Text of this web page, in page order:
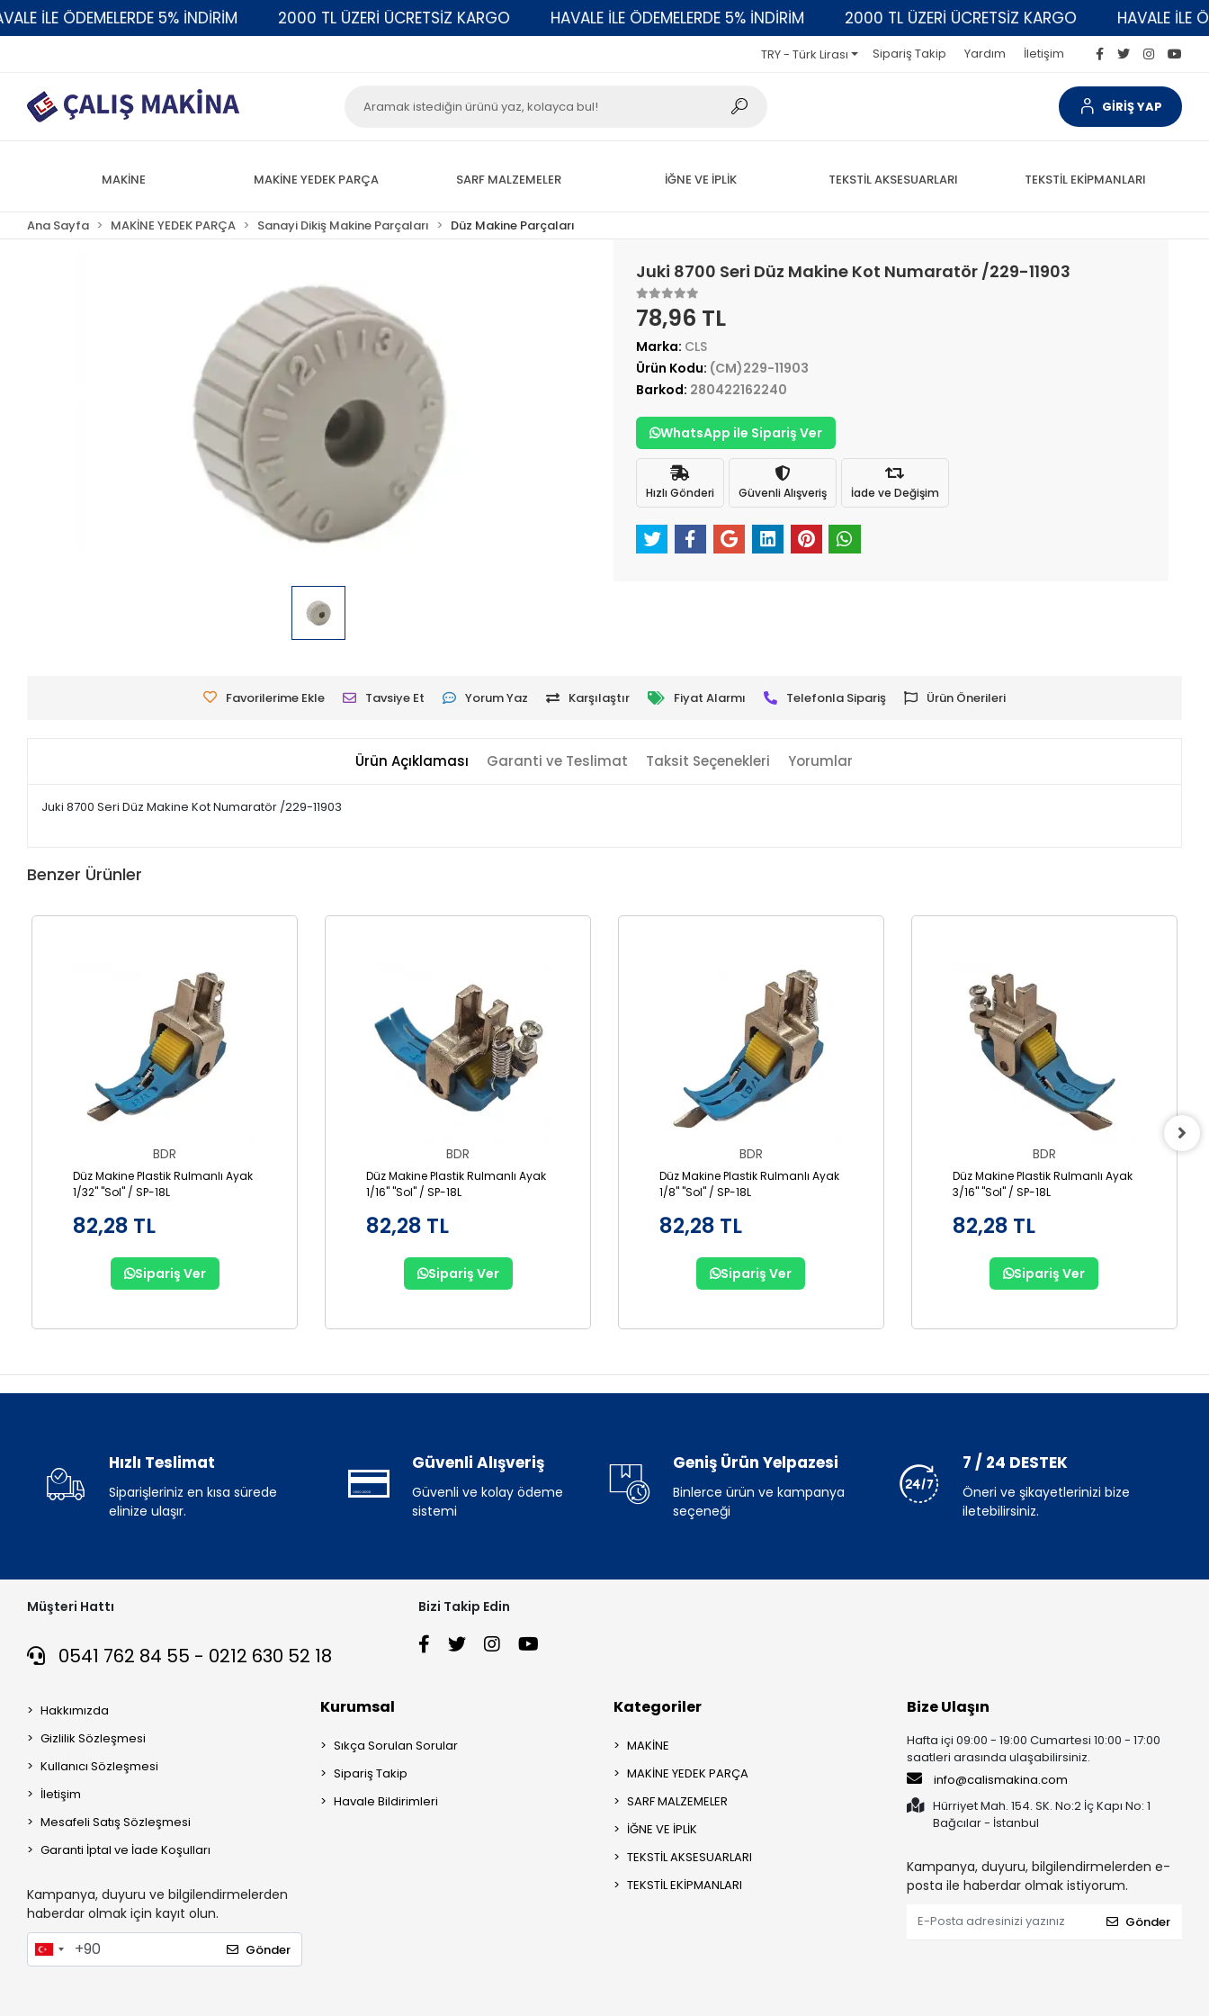
İLE ÖDEMELERDE 5% İNDİRİM 2000 TL ÜZERİ ÜCRETSİZ KARGO HAVALE İLE ÖDEMELERDE 5% İNDİRİM 2000 TL ÜZERİ ÜCRETSİZ KARGO HAVALE İLE
TRY - Türk Lirası Sipariş Takip Yardım İletişim
GİRİŞ YAP
MAKİNE MAKİNE YEDEK PARÇA SARF MALZEMELER İĞNE VE İPLİK TEKSTİL AKSESUARLARI TEKSTİL EKİPMANLARI
Ana Sayfa MAKİNE YEDEK PARÇA Sanayi Dikiş Makine Parçaları Düz Makine Parçaları
Juki 8700 Seri Düz Makine Kot Numaratör /229-11903
78,96 TL
Marka: CLS
Ürün Kodu: (CM)229-11903
Barkod: 280422162240
WhatsApp ile Sipariş Ver
Hızlı Gönderi Güvenli Alışveriş İade ve Değişim
Favorilerime Ekle Tavsiye Et Yorum Yaz Karşılaştır Fiyat Alarmı Telefonla Sipariş Ürün Önerileri
Ürün Açıklaması Garanti ve Teslimat Taksit Seçenekleri Yorumlar
Juki 8700 Seri Düz Makine Kot Numaratör /229-11903
Benzer Ürünler
BDR
Düz Makine Plastik Rulmanlı Ayak
1/32" "Sol" / SP-18L
82,28 TL
Sipariş Ver
BDR
Düz Makine Plastik Rulmanlı Ayak
1/16" "Sol" / SP-18L
82,28 TL
Sipariş Ver
BDR
Düz Makine Plastik Rulmanlı Ayak
1/8" "Sol" / SP-18L
82,28 TL
Sipariş Ver
BDR
Düz Makine Plastik Rulmanlı Ayak
3/16" "Sol" / SP-18L
82,28 TL
Sipariş Ver
Hızlı Teslimat
Siparişleriniz en kısa sürede
elinize ulaşır.
Güvenli Alışveriş
Güvenli ve kolay ödeme
sistemi
Geniş Ürün Yelpazesi
Binlerce ürün ve kampanya
seçeneği
7 / 24 DESTEK
Öneri ve şikayetlerinizi bize
iletebilirsiniz.
Müşteri Hattı
0541 762 84 55 - 0212 630 52 18
Bizi Takip Edin
Hakkımızda
Gizlilik Sözleşmesi
Kullanıcı Sözleşmesi
İletişim
Mesafeli Satış Sözleşmesi
Garanti İptal ve İade Koşulları
Kampanya, duyuru ve bilgilendirmelerden
haberdar olmak için kayıt olun.
Gönder
Kurumsal
Sıkça Sorulan Sorular
Sipariş Takip
Havale Bildirimleri
Kategoriler
MAKİNE
MAKİNE YEDEK PARÇA
SARF MALZEMELER
İĞNE VE İPLİK
TEKSTİL AKSESUARLARI
TEKSTİL EKİPMANLARI
Bize Ulaşın
Hafta içi 09:00 - 19:00 Cumartesi 10:00 - 17:00
saatleri arasında ulaşabilirsiniz.
info@calismakina.com
Hürriyet Mah. 154. SK. No:2 İç Kapı No: 1
Bağcılar - İstanbul
Kampanya, duyuru, bilgilendirmelerden e-
posta ile haberdar olmak istiyorum.
Gönder